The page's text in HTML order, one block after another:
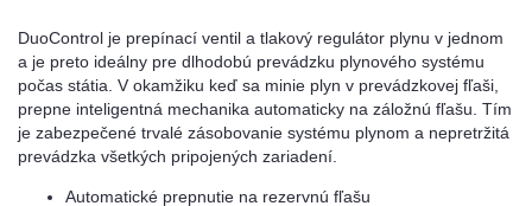
DuoControl je prepínací ventil a tlakový regulátor plynu v jednom
a je preto ideálny pre dlhodobú prevádzku plynového systému
počas státia. V okamžiku keď sa minie plyn v prevádzkovej fľaši,
prepne inteligentná mechanika automaticky na záložnú fľašu. Tím
je zabezpečené trvalé zásobovanie systému plynom a nepretržitá
prevádzka všetkých pripojených zariadení.
Automatické prepnutie na rezervnú fľašu